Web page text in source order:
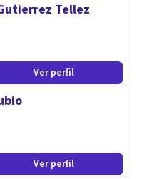
para acompañarte en tu
Tellez
Ver perfil
Ver perfil